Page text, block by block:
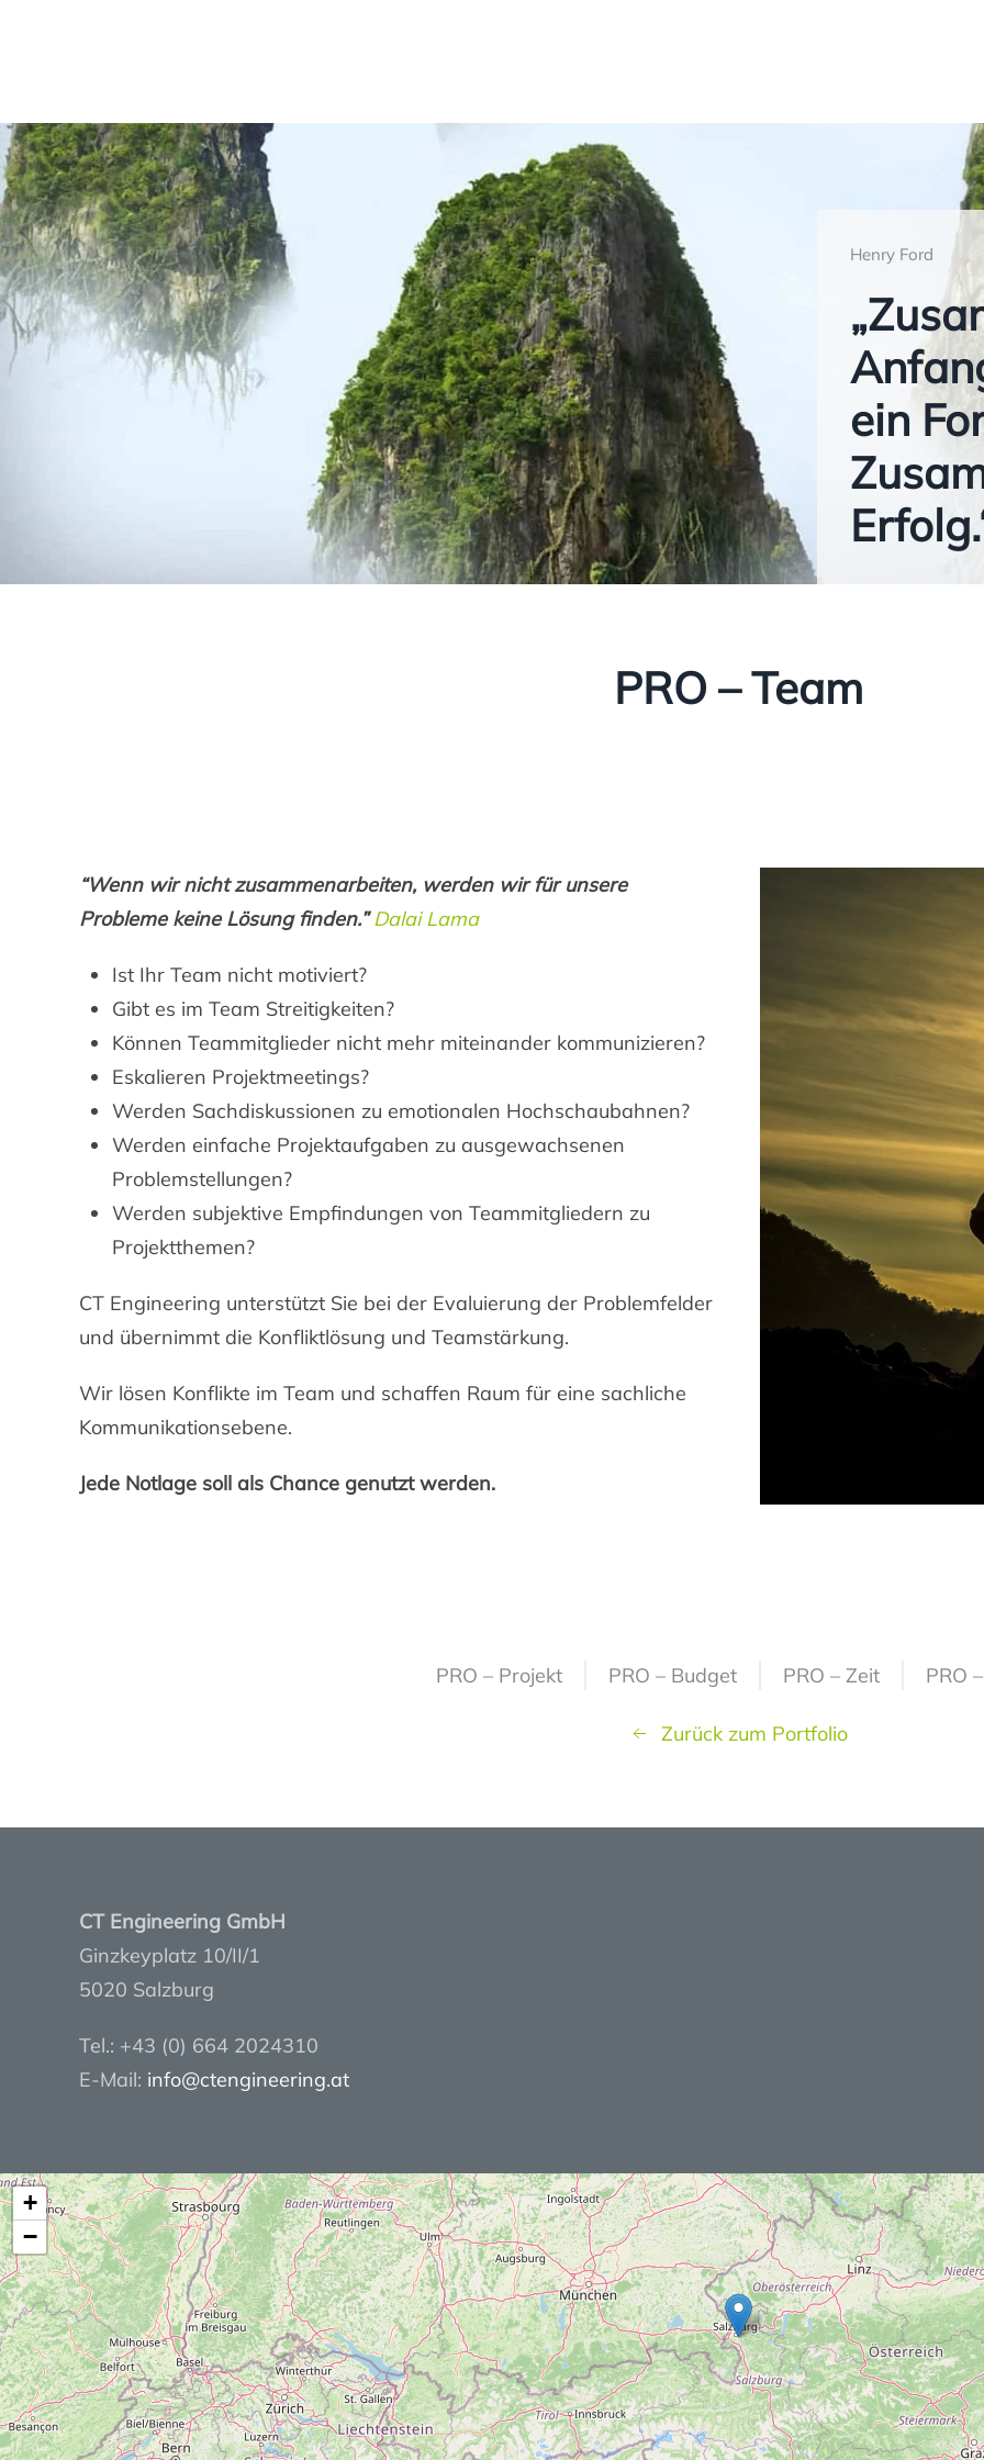
Henry Ford
ein
PRO – Team
“Wenn wir nicht zusammenarbeiten, werden wir für unsere
Probleme keine Lösung finden.”Dalai Lama
Ist Ihr Team nicht motiviert?
Gibt es im Team Streitigkeiten?
Können Teammitglieder nicht mehr miteinander kommunizieren?
Eskalieren Projektmeetings?
Werden Sachdiskussionen zu emotionalen Hochschaubahnen?
Werden einfache Projektaufgaben zu ausgewachsenen
Problemstellungen?
Werden subjektive Empfindungen von Teammitgliedern zu
Projektthemen?
CT Engineering unterstützt Sie bei der Evaluierung der Problemfelder
und übernimmt die Konfliktlösung und Teamstärkung.
Wir lösen Konflikte im Team und schaffen Raum für eine sachliche
Kommunikationsebene.
Jede Notlage soll als Chance genutzt werden.
PRO – Projekt PRO – Budget PRO – Zeit PRO
Zurück zum Portfolio
CT Engineering GmbH
Ginzkeyplatz 10/II/1
5020 Salzburg
Tel.: +43 (0) 664 2024310
E-Mail: info@ctengineering.at
+
−